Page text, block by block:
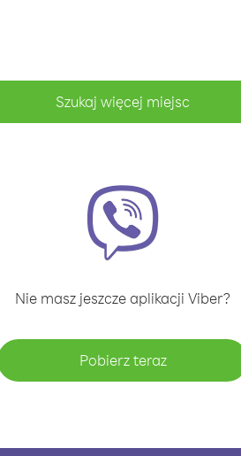
Szukaj więcej miejsc
Nie masz jeszcze aplikacji Viber?
Pobierz teraz